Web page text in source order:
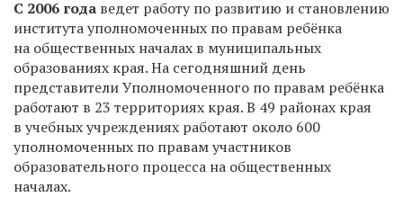
С 2006 года ведет работу по развитию и становлению
института уполномоченных по правам ребёнка
на общественных началах в муниципальных
образованиях края. На сегодняшний день
представители Уполномоченного по правам ребёнка
работают в 23 территориях края. В 49 районах края
в учебных учреждениях работают около 600
уполномоченных по правам участников
образовательного процесса на общественных
началах.